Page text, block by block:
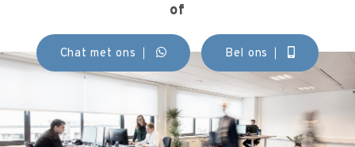
of
Chat met ons Bel ons